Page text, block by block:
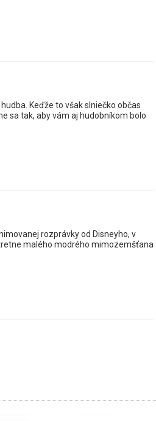
Keďže to však slniečko občas
sa tak, aby vám aj hudobníkom bolo
rozprávky od Disneyho, v
malého modrého mimozemšťana